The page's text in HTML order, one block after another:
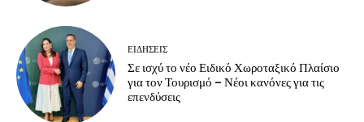
ΕΙΔΗΣΕΙΣ
Σε ισχύ το νέο Ειδικό Χωροταξικό Πλαίσιο
για τον Τουρισμό – Νέοι κανόνες για τις
επενδύσεις